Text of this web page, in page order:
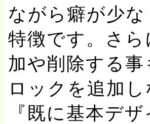
ながら癖が少
特徴です。さ
加や削除する
ロックを追加
『既に基本デ